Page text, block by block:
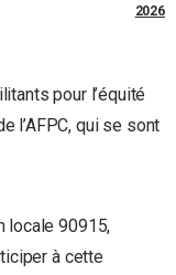
2026
pour l’équité
l’AFPC, qui se sont
locale 90915,
à cette